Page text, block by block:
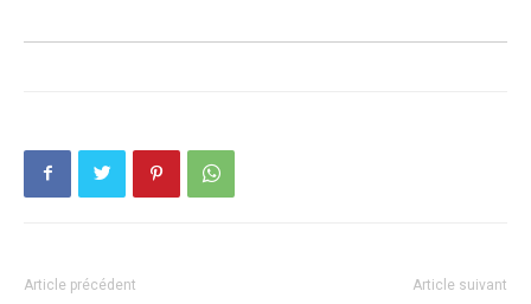
Article précédent Article suivant